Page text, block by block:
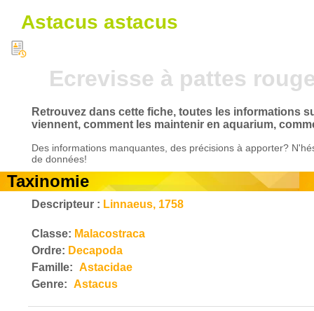
Astacus astacus
Ecrevisse à pattes
Retrouvez dans cette fiche, toutes les informations
viennent, comment les maintenir en aquarium,
Des informations manquantes, des précisions à apporter?
de données!
Taxinomie
Descripteur : Linnaeus, 1758
Classe: Malacostraca
Ordre: Decapoda
Famille: Astacidae
Genre: Astacus